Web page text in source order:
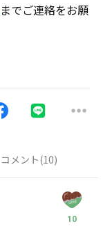
までご連絡をお願
コメント(10)
10